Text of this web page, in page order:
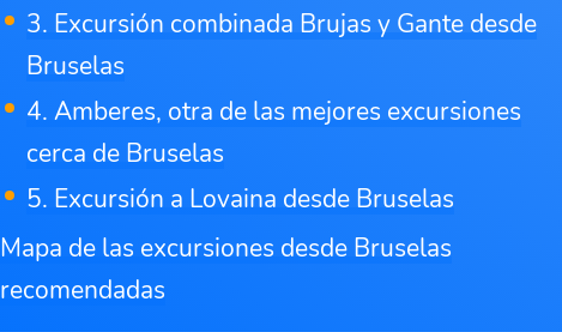
3. Excursión combinada Brujas y Gante desde
Bruselas
4. Amberes, otra de las mejores excursiones
cerca de Bruselas
5. Excursión a Lovaina desde Bruselas
Mapa de las excursiones desde Bruselas
recomendadas